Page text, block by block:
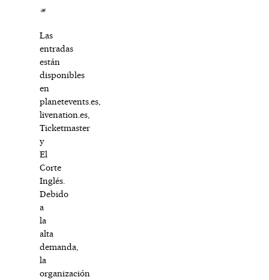
Las
entradas
están
disponibles
en
planetevents.es,
livenation.es,
Ticketmaster
y
El
Corte
Inglés.
Debido
a
la
alta
demanda,
la
organización